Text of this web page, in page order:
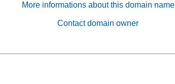
More informations about this domain name
Contact domain owner